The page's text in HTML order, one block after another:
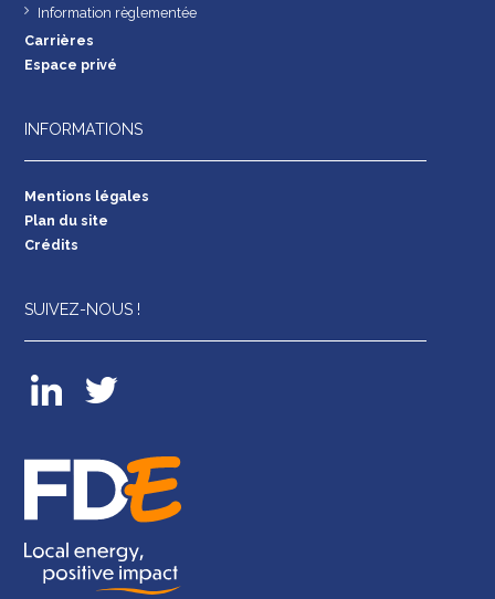
Information règlementée
Carrières
Espace privé
INFORMATIONS
Mentions légales
Plan du site
Crédits
SUIVEZ-NOUS !